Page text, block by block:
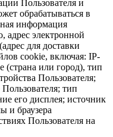
Пользователя и
обрабатываться в
информация
адрес электронной
для доставки
cookie, включая: IP-
(страна или город), тип
Пользователя;
тип
его дисплея; источник
и браузера
Пользователя на